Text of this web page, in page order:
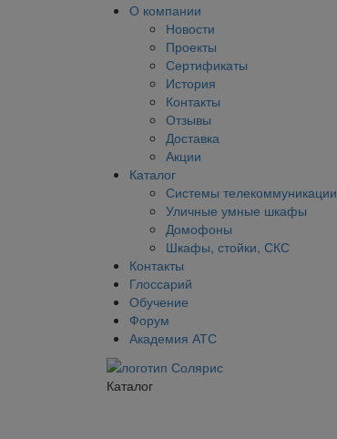
О компании
Новости
Проекты
Сертификаты
История
Контакты
Отзывы
Доставка
Акции
Каталог
Системы телекоммуникации
Уличные умные шкафы
Домофоны
Шкафы, стойки, СКС
Контакты
Глоссарий
Обучение
Форум
Академия АТС
Каталог